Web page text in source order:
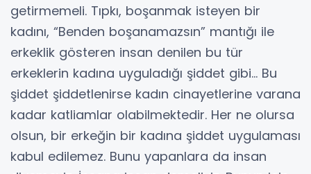
getirmemeli. Tıpkı, boşanmak isteyen bir
kadını, “Benden boşanamazsın” mantığı ile
erkeklik gösteren insan denilen bu tür
erkeklerin kadına uyguladığı şiddet gibi… Bu
şiddet şiddetlenirse kadın cinayetlerine varana
kadar katliamlar olabilmektedir. Her ne olursa
olsun, bir erkeğin bir kadına şiddet uygulaması
kabul edilemez. Bunu yapanlara da insan